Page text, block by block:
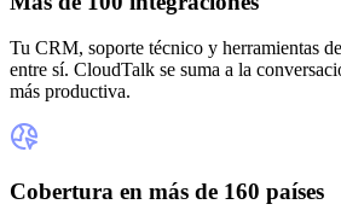
Tu CRM, soporte técnico y herramientas
entre sí. CloudTalk se suma a la
más productiva.
Cobertura en más de 160 países